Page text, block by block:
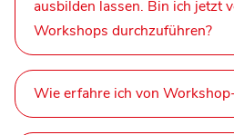
ausbilden lassen. Bin ich jetzt
Workshops durchzuführen?
Wie erfahre ich von